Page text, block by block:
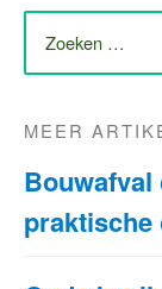
ZOEK
NAAR:
MEER
Bouwafval
praktische